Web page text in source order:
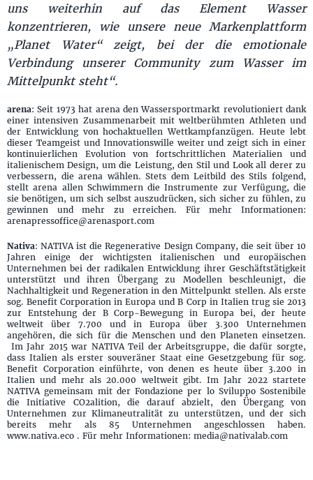
uns weiterhin auf das Element Wasser
konzentrieren, wie unsere neue Markenplattform
„Planet Water“ zeigt, bei der die emotionale
Verbindung unserer Community zum Wasser im
Mittelpunkt steht“.
arena: Seit 1973 hat arena den Wassersportmarkt revolutioniert dank
einer intensiven Zusammenarbeit mit weltberühmten Athleten und
der Entwicklung von hochaktuellen Wettkampfanzügen. Heute lebt
dieser Teamgeist und Innovationswille weiter und zeigt sich in einer
kontinuierlichen Evolution von fortschrittlichen Materialien und
italienischem Design, um die Leistung, den Stil und Look all derer zu
verbessern, die arena wählen. Stets dem Leitbild des Stils folgend,
stellt arena allen Schwimmern die Instrumente zur Verfügung, die
sie benötigen, um sich selbst auszudrücken, sich sicher zu fühlen, zu
gewinnen und mehr zu erreichen. Für mehr Informationen:
arenapressoffice@arenasport.com
Nativa: NATIVA ist die Regenerative Design Company, die seit über 10
Jahren einige der wichtigsten italienischen und europäischen
Unternehmen bei der radikalen Entwicklung ihrer Geschäftstätigkeit
unterstützt und ihren Übergang zu Modellen beschleunigt, die
Nachhaltigkeit und Regeneration in den Mittelpunkt stellen. Als erste
sog. Benefit Corporation in Europa und B Corp in Italien trug sie 2013
zur Entstehung der B Corp-Bewegung in Europa bei, der heute
weltweit über 7.700 und in Europa über 3.300 Unternehmen
angehören, die sich für die Menschen und den Planeten einsetzen.
Im Jahr 2015 war NATIVA Teil der Arbeitsgruppe, die dafür sorgte,
dass Italien als erster souveräner Staat eine Gesetzgebung für sog.
Benefit Corporation einführte, von denen es heute über 3.200 in
Italien und mehr als 20.000 weltweit gibt. Im Jahr 2022 startete
NATIVA gemeinsam mit der Fondazione per lo Sviluppo Sostenibile
die Initiative CO2alition, die darauf abzielt, den Übergang von
Unternehmen zur Klimaneutralität zu unterstützen, und der sich
bereits mehr als 85 Unternehmen angeschlossen haben.
www.nativa.eco . Für mehr Informationen: media@nativalab.com